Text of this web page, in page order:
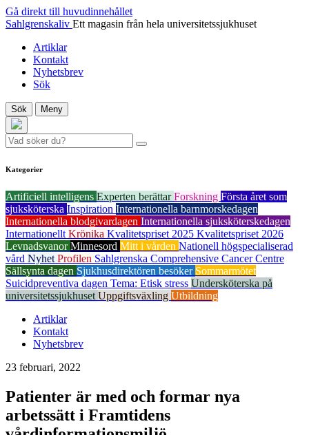
Gå direkt till huvudinnehållet
Sahlgrenskaliv Ett magasin från hela universitetssjukhuset
Artiklar
Kontakt
Nyhetsbrev
Sök
Sök Meny
Kategorier
Artificiell intelligens Experten berättarForskning Första året som
sjuksköterska Inspiration Internationella barnmorskedagen
Internationella blodgivardagen Internationella sjuksköterskedagen
Internationellt Krönika Kvalitetspriset 2025 Kvalitetspriset 2026
LevnadsvanorMinnesord Mitt i vården Nationell högspecialiserad
vård Nyhet Profilen Sahlgrenska Comprehensive Cancer Centre
Sällsynta dagen Sjukhusdirektören besöker Sommarmötet
Suicidpreventiva dagen Tema: Etisk stress Undersköterska på
universitetssjukhuset Uppgiftsväxling Utbildning
Artiklar
Kontakt
Nyhetsbrev
23 februari, 2022
Patienter är med och formar nya
arbetssätt i Framtidens